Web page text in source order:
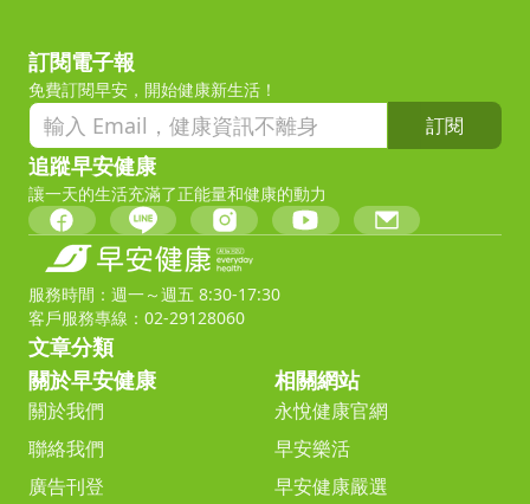
訂閱電子報
免費訂閱早安，開始健康新生活！
訂閱
追蹤早安健康
讓一天的生活充滿了正能量和健康的動力
服務時間：週一～週五 8:30-17:30
客戶服務專線：02-29128060
文章分類
關於早安健康
關於我們
聯絡我們
廣告刊登
相關網站
永悅健康官網
早安樂活
早安健康嚴選